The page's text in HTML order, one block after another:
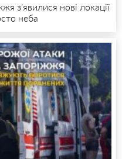
з’явилися нові локації
неба